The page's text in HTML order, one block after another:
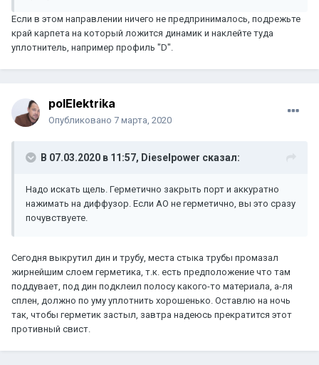
Если в этом направлении ничего не предпринималось, подрежьте
край карпета на который ложится динамик и наклейте туда
уплотнитель, например профиль "D".
polElektrika
Опубликовано 7 марта, 2020
В 07.03.2020 в 11:57, Dieselpower сказал:
Надо искать щель. Герметично закрыть порт и аккуратно
нажимать на диффузор. Если АО не герметично, вы это сразу
почувствуете.
Сегодня выкрутил дин и трубу, места стыка трубы промазал
жирнейшим слоем герметика, т.к. есть предположение что там
поддувает, под дин подклеил полосу какого-то материала, а-ля
сплен, должно по уму уплотнить хорошенько. Оставлю на ночь
так, чтобы герметик застыл, завтра надеюсь прекратится этот
противный свист.